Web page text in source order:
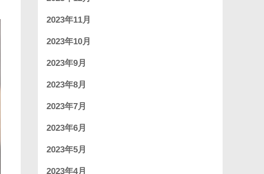
2023年11月
2023年10月
2023年9月
2023年8月
2023年7月
2023年6月
2023年5月
2023年4月